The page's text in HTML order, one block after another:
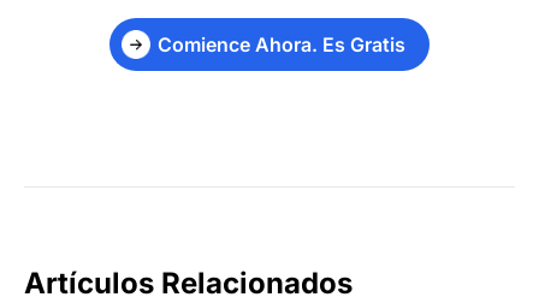
Comience Ahora. Es Gratis
Artículos Relacionados